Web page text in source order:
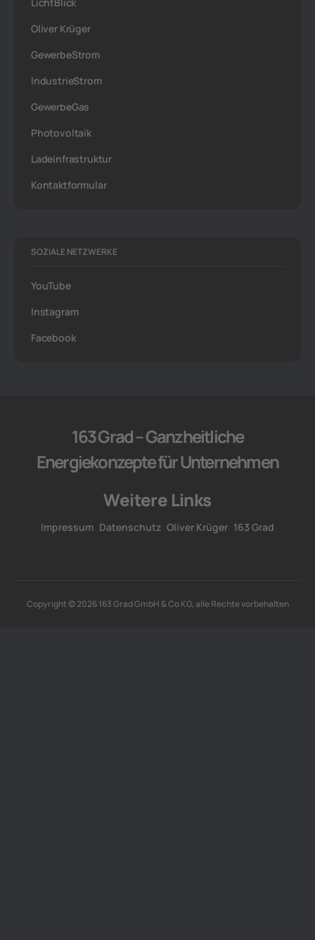
Oliver Krüger
GewerbeStrom
IndustrieStrom
GewerbeGas
Photovoltaik
Ladeinfrastruktur
Kontaktformular
SOZIALE NETZWERKE
YouTube
Instagram
Facebook
163 Grad – Ganzheitliche
Energiekonzepte für Unternehmen
Weitere Links
Impressum Datenschutz Oliver Krüger 163 Grad
Copyright © 2026 163 Grad GmbH & Co KG, alle Rechte vorbehalten